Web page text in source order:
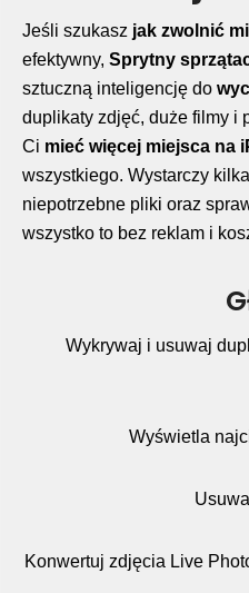
Jeśli szukasz jak zwolnić
efektywny, Sprytny
sztuczną inteligencję do
duplikaty zdjęć, duże filmy i
Ci mieć więcej miejsca na
wszystkiego. Wystarczy
niepotrzebne pliki oraz
wszystko to bez reklam i
Wykrywaj i usuwaj
Wyświetla
Konwertuj zdjęcia Live